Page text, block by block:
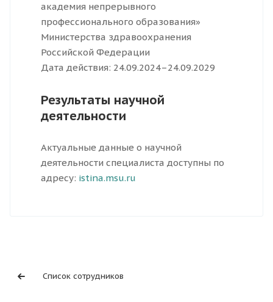
академия непрерывного
профессионального образования»
Министерства здравоохранения
Российской Федерации
Дата действия: 24.09.2024–24.09.2029
Результаты научной
деятельности
Актуальные данные о научной
деятельности специалиста доступны по
адресу: istina.msu.ru
Список сотрудников